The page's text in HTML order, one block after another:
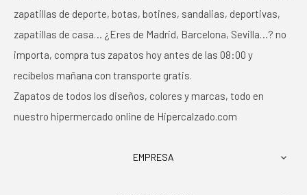
zapatillas de deporte, botas, botines, sandalias, deportivas,
zapatillas de casa… ¿Eres de Madrid, Barcelona, Sevilla…? no
importa, compra tus zapatos hoy antes de las 08:00 y
recíbelos mañana con transporte gratis.
Zapatos de todos los diseños, colores y marcas, todo en
nuestro hipermercado online de Hipercalzado.com
EMPRESA 